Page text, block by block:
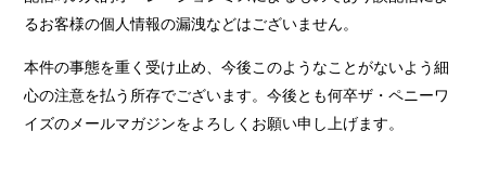
るお客様の個人情報の漏洩などはございません。
本件の事態を重く受け止め、今後このようなことがないよう細
心の注意を払う所存でございます。今後とも何卒ザ・ペニーワ
イズのメールマガジンをよろしくお願い申し上げます。